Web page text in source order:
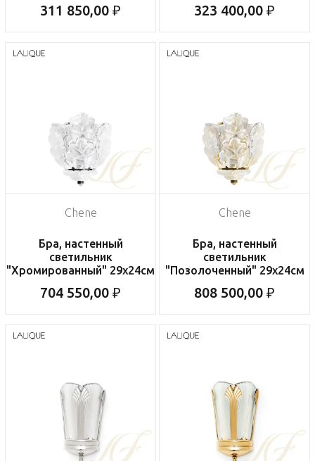
311 850,00 ₽ 323 400,00 ₽
Chene
Бра, настенный
светильник
"Хромированный" 29x24см
704 550,00 ₽
Chene
Бра, настенный
светильник
"Позолоченный" 29x24см
808 500,00 ₽